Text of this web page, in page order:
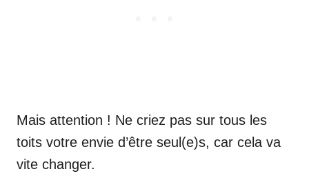
Mais attention ! Ne criez pas sur tous les
toits votre envie d’être seul(e)s, car cela va
vite changer.